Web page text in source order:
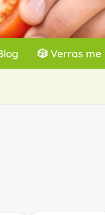
🎲 Verras me